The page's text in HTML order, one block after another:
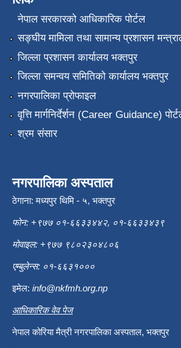
नेपाल सरकारको आधिकारिक पोर्टल
सङ्‍घीय मामिला तथा सामान्य प्रशासन
जिल्ला प्रशासन कार्यालय भक्तपुर
जिल्ला समन्वय समितिको कार्यालय भक्तपुर
नगरपालिका प्रोफाइल
वृत्ति मार्गनिर्देर्शन (Career Guidance)
श्रम संसार
नगरपालिका अस्पताल
ठेगाना: मध्यपुर थिमि - ५, भक्तपुर
फोन: +९७७ ०१-६६३३४४२, ०१-६६३३४३९
मोवाइल: +९७७ ९८०२३०४८०६
एम्बुलेन्स: ०१-६६३१०००
इमेल: info@nkfmh.org.np
आधिकारिक वेव पेज
नेपाल कोरिया मैत्री नगरपालिका अस्पताल, भक्तपुर